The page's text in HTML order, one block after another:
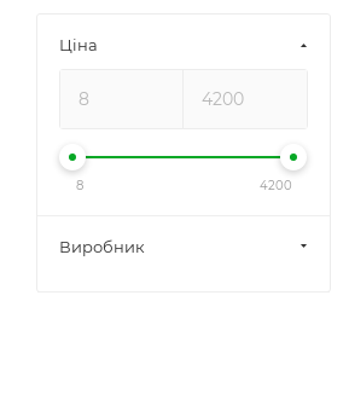
Ціна
8 4200
Виробник